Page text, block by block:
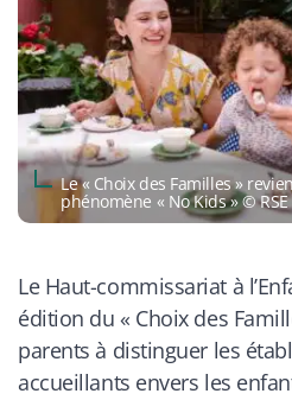
Le « Choix des Familles »
phénomène « No Kids » ©
Le Haut-commissariat à
édition du « Choix des
parents à distinguer les
accueillants envers les